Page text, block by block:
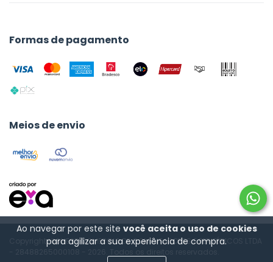
Ao navegar por este site você aceita o uso de cookies
para agilizar a sua experiência de compra.
Formas de pagamento
Meios de envio
Copyright HIGHEST COMERCIO DE COMPUTADORES E PERIFÉRICOS LTDA